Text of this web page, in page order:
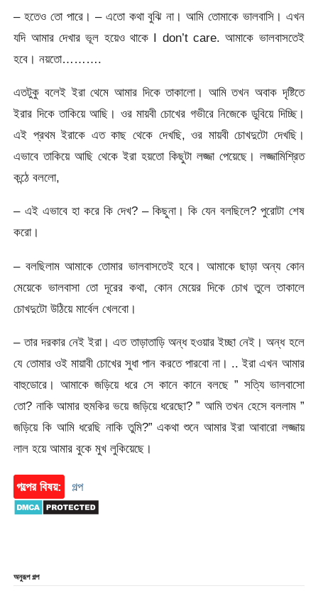
– হতেও তো পারে। – এতো কথা বুঝি না। আমি তোমাকে ভালবাসি। এখন
যদি আমার দেখার ভূল হয়েও থাকে I don’t care. আমাকে ভালবাসতেই
হবে। নয়তো……….
এতটুকু বলেই ইরা থেমে আমার দিকে তাকালো। আমি তখন অবাক দৃষ্টিতে
ইরার দিকে তাকিয়ে আছি। ওর মায়বী চোখের গভীরে নিজেকে ডুবিয়ে দিচ্ছি।
এই প্রথম ইরাকে এত কাছ থেকে দেখছি, ওর মায়বী চোখদুটো দেখছি।
এভাবে তাকিয়ে আছি থেকে ইরা হয়তো কিছুটা লজ্জা পেয়েছে। লজ্জামিশ্রিত
কন্ঠে বললো,
– এই এভাবে হা করে কি দেখ? – কিছুনা। কি যেন বলছিলে? পুরোটা শেষ
করো।
– বলছিলাম আমাকে তোমার ভালবাসতেই হবে। আমাকে ছাড়া অন্য কোন
মেয়েকে ভালবাসা তো দূরের কথা, কোন মেয়ের দিকে চোখ তুলে তাকালে
চোখদুটো উঠিয়ে মার্বেল খেলবো।
– তার দরকার নেই ইরা। এত তাড়াতাড়ি অন্ধ হওয়ার ইচ্ছা নেই। অন্ধ হলে
যে তোমার ওই মায়াবী চোখের সুধা পান করতে পারবো না। .. ইরা এখন আমার
বাহুডোরে। আমাকে জড়িয়ে ধরে সে কানে কানে বলছে ” সত্যি ভালবাসো
তো? নাকি আমার হুমকির ভয়ে জড়িয়ে ধরেছো? ” আমি তখন হেসে বললাম ”
জড়িয়ে কি আমি ধরেছি নাকি তুমি?” একথা শুনে আমার ইরা আবারো লজ্জায়
লাল হয়ে আমার বুকে মুখ লুকিয়েছে।
গল্পের বিষয়: গল্প
অনুরূপ গল্প